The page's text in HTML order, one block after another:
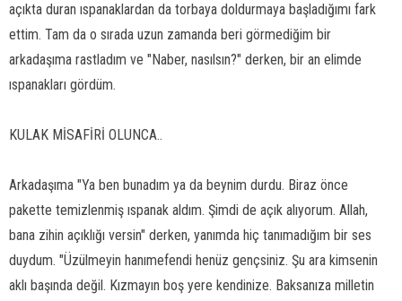
açıkta duran ıspanaklardan da torbaya doldurmaya başladığımı fark
ettim. Tam da o sırada uzun zamanda beri görmediğim bir
arkadaşıma rastladım ve "Naber, nasılsın?" derken, bir an elimde
ıspanakları gördüm.
KULAK MİSAFİRİ OLUNCA..
Arkadaşıma "Ya ben bunadım ya da beynim durdu. Biraz önce
pakette temizlenmiş ıspanak aldım. Şimdi de açık alıyorum. Allah,
bana zihin açıklığı versin" derken, yanımda hiç tanımadığım bir ses
duydum. "Üzülmeyin hanımefendi henüz gençsiniz. Şu ara kimsenin
aklı başında değil. Kızmayın boş yere kendinize. Baksanıza milletin